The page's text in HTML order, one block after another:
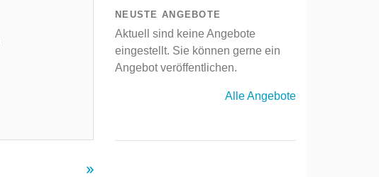
NEUSTE ANGEBOTE
Aktuell sind keine Angebote
eingestellt. Sie können gerne ein
Angebot veröffentlichen.
Alle Angebote